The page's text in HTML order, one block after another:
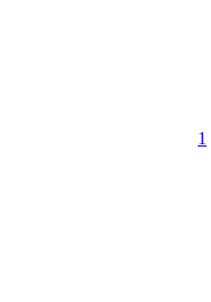
1